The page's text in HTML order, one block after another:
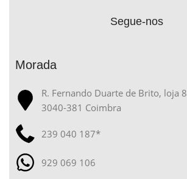
Segue-nos
Morada
R. Fernando Duarte de Brito, loja 8
3040-381 Coimbra
239 040 187*
929 069 106